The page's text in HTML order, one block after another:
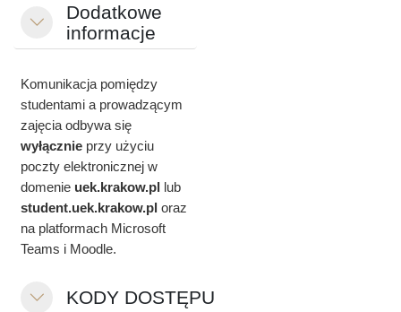
Minimalizuj
Dodatkowe
informacje
Komunikacja pomiędzy
studentami a prowadzącym
zajęcia odbywa się
wyłącznieprzy użyciu
poczty elektronicznej w
domenie uek.krakow.pl lub
student.uek.krakow.pl oraz
na platformach Microsoft
Teams i Moodle.
MinimalizujKODY DOSTĘPU